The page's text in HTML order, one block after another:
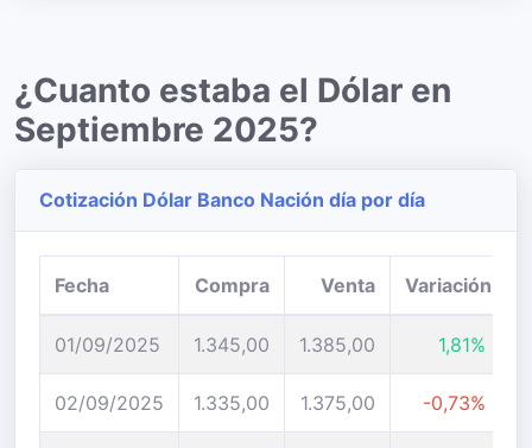
¿Cuanto estaba el Dólar en
Septiembre 2025?
Cotización Dólar Banco Nación día por día
Fecha Compra Venta Variación
01/09/2025 1.345,00 1.385,00 1,81%
02/09/2025 1.335,00 1.375,00 -0,73%